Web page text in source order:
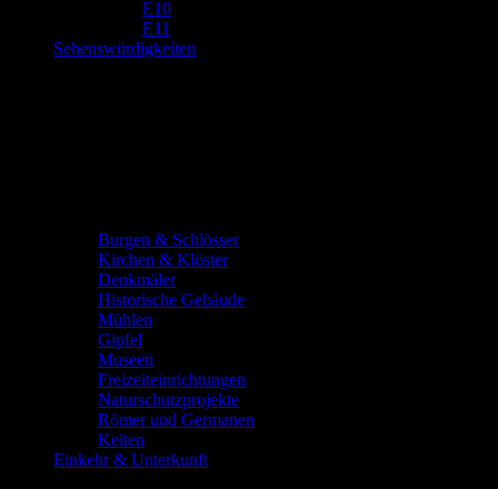
E10
E11
Sehenswürdigkeiten
Burgen & Schlösser
Kirchen & Klöster
Denkmäler
Historische Gebäude
Mühlen
Gipfel
Museen
Freizeiteinrichtungen
Naturschutzprojekte
Römer und Germanen
Kelten
Einkehr & Unterkunft